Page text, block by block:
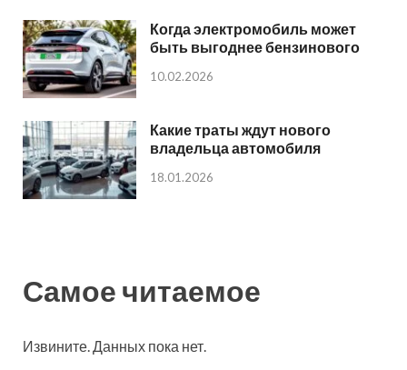
Когда электромобиль может
быть выгоднее бензинового
10.02.2026
Какие траты ждут нового
владельца автомобиля
18.01.2026
Самое читаемое
Извините. Данных пока нет.